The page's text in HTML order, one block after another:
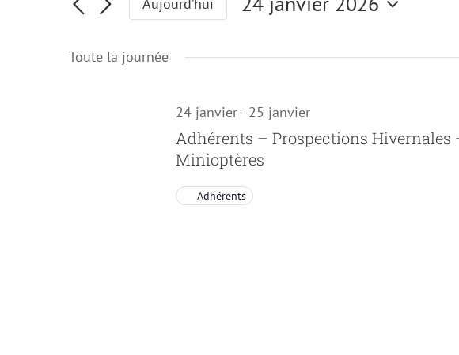
for
janvier
date.
Toute la journée
Adhérents – Prospections
Minioptères
24 janvier - 25 janvier
Adhérents